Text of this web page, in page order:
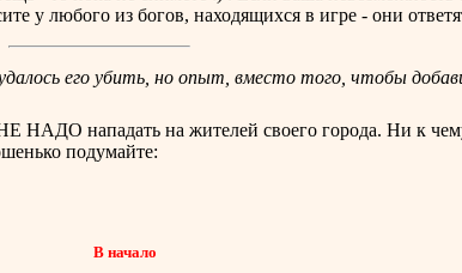
у любого из богов, находящихся в игре - они
его убить, но опыт, вместо того, чтобы
НАДО нападать на жителей своего города. Ни к
подумайте:
В начало